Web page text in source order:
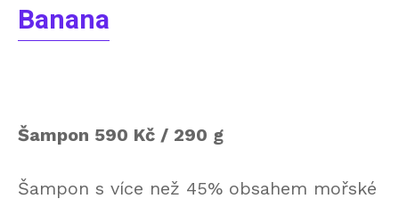
Banana
Šampon 590 Kč / 290 g
Šampon s více než 45% obsahem mořské